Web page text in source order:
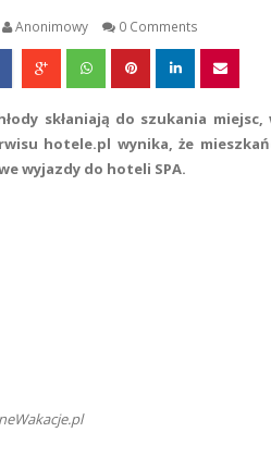
Anonimowy 0 Comments
skłaniają do szukania
hotele.pl wynika, że
wyjazdy do hoteli SPA.